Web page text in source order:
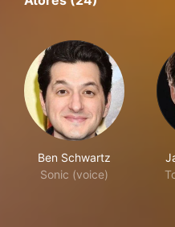
Ben Schwartz
Sonic (voice)